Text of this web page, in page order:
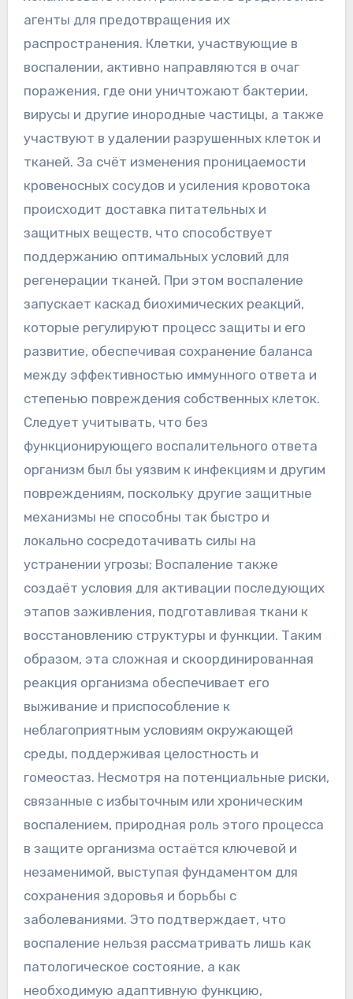
агенты для предотвращения их
распространения. Клетки, участвующие в
воспалении, активно направляются в очаг
поражения, где они уничтожают бактерии,
вирусы и другие инородные частицы, а также
участвуют в удалении разрушенных клеток и
тканей. За счёт изменения проницаемости
кровеносных сосудов и усиления кровотока
происходит доставка питательных и
защитных веществ, что способствует
поддержанию оптимальных условий для
регенерации тканей. При этом воспаление
запускает каскад биохимических реакций,
которые регулируют процесс защиты и его
развитие, обеспечивая сохранение баланса
между эффективностью иммунного ответа и
степенью повреждения собственных клеток.
Следует учитывать, что без
функционирующего воспалительного ответа
организм был бы уязвим к инфекциям и другим
повреждениям, поскольку другие защитные
механизмы не способны так быстро и
локально сосредотачивать силы на
устранении угрозы; Воспаление также
создаёт условия для активации последующих
этапов заживления, подготавливая ткани к
восстановлению структуры и функции. Таким
образом, эта сложная и скоординированная
реакция организма обеспечивает его
выживание и приспособление к
неблагоприятным условиям окружающей
среды, поддерживая целостность и
гомеостаз. Несмотря на потенциальные риски,
связанные с избыточным или хроническим
воспалением, природная роль этого процесса
в защите организма остаётся ключевой и
незаменимой, выступая фундаментом для
сохранения здоровья и борьбы с
заболеваниями. Это подтверждает, что
воспаление нельзя рассматривать лишь как
патологическое состояние, а как
необходимую адаптивную функцию,